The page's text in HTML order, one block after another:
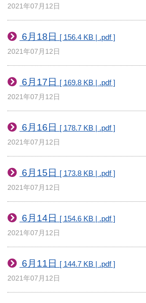
2021年07月12日
6月18日 [ 156.4 KB | .pdf ]
2021年07月12日
6月17日 [ 169.8 KB | .pdf ]
2021年07月12日
6月16日 [ 178.7 KB | .pdf ]
2021年07月12日
6月15日 [ 173.8 KB | .pdf ]
2021年07月12日
6月14日 [ 154.6 KB | .pdf ]
2021年07月12日
6月11日 [ 144.7 KB | .pdf ]
2021年07月12日